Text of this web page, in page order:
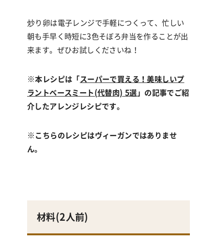
炒り卵は電子レンジで手軽につくって、忙しい
朝も手早く時短に3色そぼろ弁当を作ることが出
来ます。ぜひお試しくださいね！
※本レシピは「スーパーで買える！美味しいプ
ラントベースミート(代替肉) 5選 」の記事でご紹
介したアレンジレシピです。
※こちらのレシピはヴィーガンではありませ
ん。
材料(2人前)